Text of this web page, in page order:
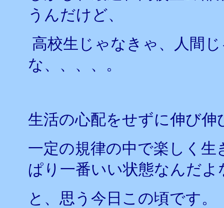
うんだけど、
高校生じゃなきゃ、人間
な、、、、。
生活の心配をせずに伸び伸
一定の規律の中で楽しく
ぱり一番いい状態なんだよ
と、思う今日この頃です。